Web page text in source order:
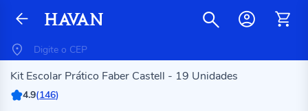
Kit Escolar Prático Faber Castell - 19 Unidades
4.9(146)